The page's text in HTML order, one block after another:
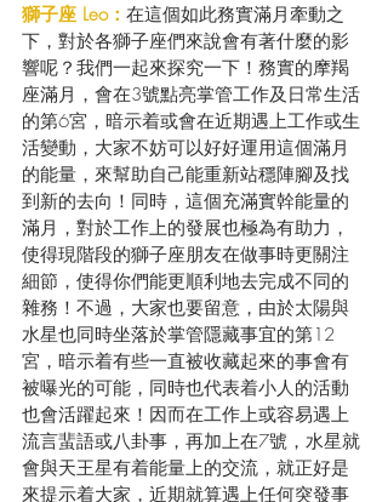
獅子座 Leo： 在這個如此務實滿月牽動之
下，對於各獅子座們來說會有著什麼的影
響呢？我們一起來探究一下！務實的摩羯
座滿月，會在3號點亮掌管工作及日常生活
的第6宮，暗示着或會在近期遇上工作或生
活變動，大家不妨可以好好運用這個滿月
的能量，來幫助自己能重新站穩陣腳及找
到新的去向！同時，這個充滿實幹能量的
滿月，對於工作上的發展也極為有助力，
使得現階段的獅子座朋友在做事時更關注
細節，使得你們能更順利地去完成不同的
雜務！不過，大家也要留意，由於太陽與
水星也同時坐落於掌管隱藏事宜的第12
宮，暗示着有些一直被收藏起來的事會有
被曝光的可能，同時也代表着小人的活動
也會活躍起來！因而在工作上或容易遇上
流言蜚語或八卦事，再加上在7號，水星就
會與天王星有着能量上的交流，就正好是
來提示着大家，近期就算遇上任何突發事